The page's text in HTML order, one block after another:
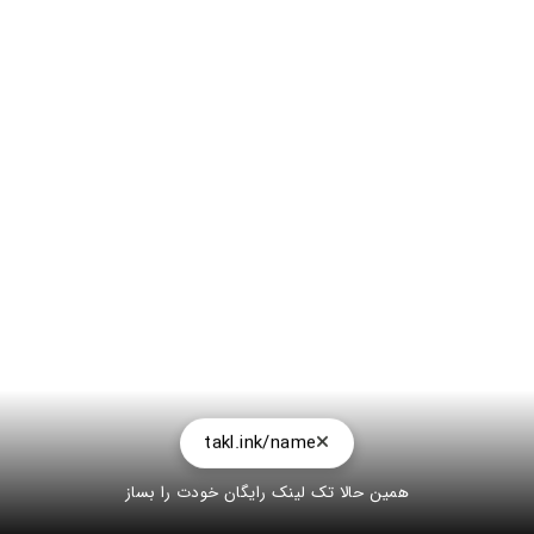
takl.ink/name
همین حالا تک لینک رایگان خودت را بساز